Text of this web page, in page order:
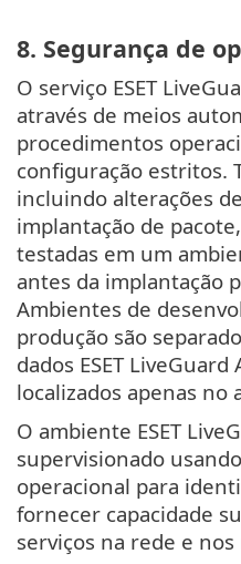
8. Segurança de
O serviço ESET
através de meios
procedimentos
configuração estritos.
incluindo alterações
implantação de
testadas em um
antes da implantação
Ambientes de
produção são
dados ESET
localizados apenas no
O ambiente ESET
supervisionado
operacional para
fornecer capacidade
serviços na rede e